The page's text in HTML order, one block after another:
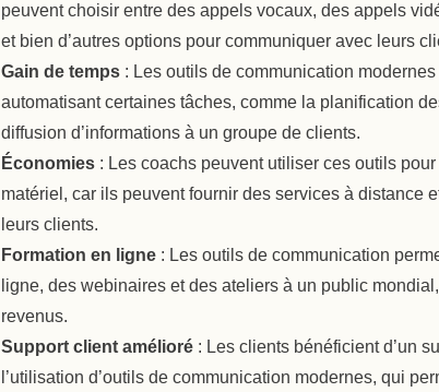
peuvent choisir entre des appels vocaux, des appels
et bien d’autres options pour communiquer avec leurs
Gain de temps : Les outils de communication
automatisant certaines tâches, comme la planification
diffusion d’informations à un groupe de clients.
Économies : Les coachs peuvent utiliser ces outils
matériel, car ils peuvent fournir des services à distance
leurs clients.
Formation en ligne : Les outils de communication
ligne, des webinaires et des ateliers à un public
revenus.
Support client amélioré : Les clients bénéficient d’un
l’utilisation d’outils de communication modernes, qui